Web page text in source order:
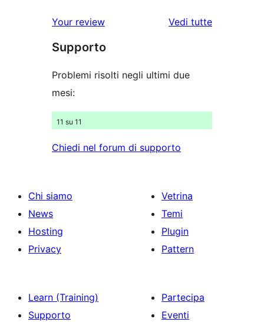
stelle
2-
stelle
a
1-
Your review Vedi tuttele
Supporto
Problemi risolti negli ultimi due
mesi:
11 su 11
Chiedi nel forum di supporto
Chi siamo
News
Hosting
Privacy
Vetrina
Temi
Plugin
Pattern
Learn (Training)
Supporto
Partecipa
Eventi